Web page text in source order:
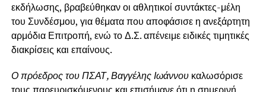
εκδήλωσης, βραβεύθηκαν οι αθλητικοί συντάκτες-μέλη
του Συνδέσμου, για θέματα που αποφάσισε η ανεξάρτητη
αρμόδια Επιτροπή, ενώ το Δ.Σ. απένειμε ειδικές τιμητικές
διακρίσεις και επαίνους.
Ο πρόεδρος του ΠΣΑΤ, Βαγγέλης Ιωάννου καλωσόρισε